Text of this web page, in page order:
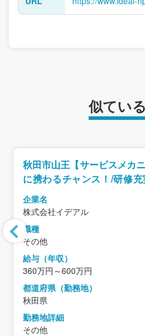
似てい
秋田市山王【サービスメカ
に携わるチャンス！/研修
キャリアUP
企業名
株式会社イデアル
職種
その他
給与（年収）
360万円～600万円
都道府県（勤務地）
秋田県
勤務地詳細
その他